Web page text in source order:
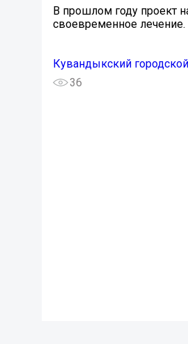
В прошлом году проект
своевременное лечение.
Кувандыкский
36